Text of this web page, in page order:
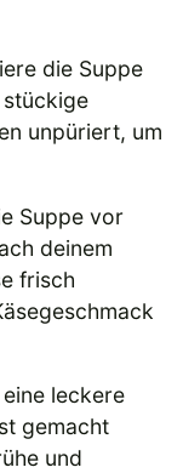
die Suppe
stückige
unpüriert, um
Suppe vor
deinem
frisch
eine leckere
gemacht
und